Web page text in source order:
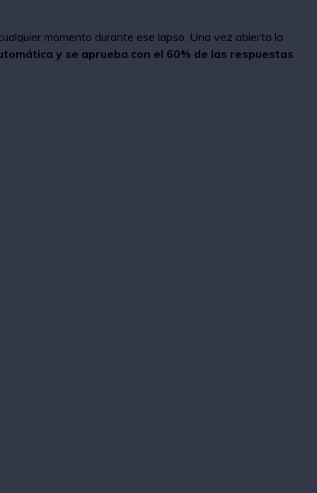
momento durante ese lapso. Una vez abierta la
y se aprueba con el 60% de las respuestas